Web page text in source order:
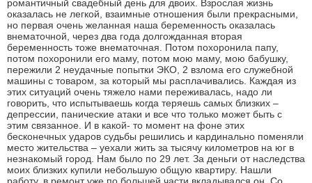
романтичный свадебный день для двоих. Взрослая жизнь
оказалась не легкой, взаимные отношения были прекрасными,
но первая очень желанная наша беременность оказалась
внематочной, через два года долгожданная вторая
беременность тоже внематочная. Потом похоронила папу,
потом похоронили его маму, потом мою маму, мою бабушку,
пережили 2 неудачные попытки ЭКО, 2 взлома его служебной
машины с товаром, за который мы расплачивались. Каждая из
этих ситуаций очень тяжело нами переживалась, надо ли
говорить, что испытываешь когда теряешь самых близких –
депрессии, панические атаки и все что только может быть с
этим связанное. И в какой- то момент на фоне этих
бесконечных ударов судьбы решились и кардинально поменяли
место жительства – уехали жить за тысячу километров на юг в
незнакомый город. Нам было по 29 лет. За деньги от наследства
моих близких купили небольшую общую квартиру. Нашли
работу, в ремонт уже по большей части вкладывался он. Со